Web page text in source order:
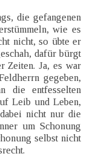
die gefangenen
wie es
nicht, so übte er
dafür bürgt
Zeiten. Ja, es war
gegeben,
die entfesselten
Leib und Leben,
nicht nur die
um Schonung
selbst nicht